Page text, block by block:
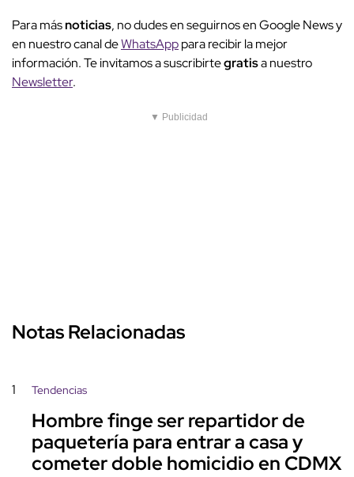
Para másnoticias, no dudes en seguirnos en Google News y
en nuestro canal deWhatsApppara recibir la mejor
información. Te invitamos a suscribirtegratisa nuestro
Newsletter.
▼ Publicidad
Notas Relacionadas
1 Tendencias
Hombre finge ser repartidor de
paquetería para entrar a casa y
cometer doble homicidio en CDMX